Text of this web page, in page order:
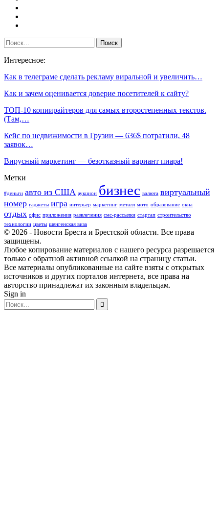
Интересное:
Как в телеграме сделать рекламу виральной и увеличить…
Как и зачем оценивается доверие посетителей к сайту?
ТОП-10 копиирайтеров для самых второстепенных текстов.
(Там,…
Кейс по недвижимости в Грузии — 636$ потратили, 48
заявок…
Вирусный маркетинг — безотказный вариант пиара!
Метки
#деньги авто из США аукцион бизнес валюта виртуальный
номер гаджеты игра интерьер маркетинг металл мото образование окна
отдых офис приложения развлечения смс-рассылки стартап строительство
технологии цветы шенгенская виза
© 2026 - Новости Бреста и Брестской области. Все права
защищены.
Любое копирование материалов с нашего ресурса разрешается
только с обратной активной ссылкой на страницу статьи.
Все материалы опубликованные на сайте взяты с открытых
источников и других порталов интернета, все права на
авторство принадлежат их законным владельцам.
Sign in